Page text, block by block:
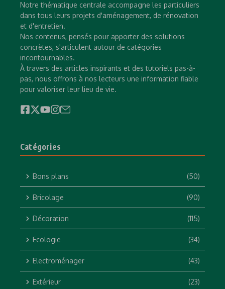
Notre thématique centrale accompagne les particuliers
dans tous leurs projets d'aménagement, de rénovation
et d'entretien.
Nos contenus, pensés pour apporter des solutions
concrètes, s'articulent autour de catégories
incontournables.
À travers des articles inspirants et des tutoriels pas-à-
pas, nous offrons à nos lecteurs une information fiable
pour valoriser leur lieu de vie.
Catégories
Bons plans (50)
Bricolage (90)
Décoration (115)
Ecologie (34)
Electroménager (43)
Extérieur (23)